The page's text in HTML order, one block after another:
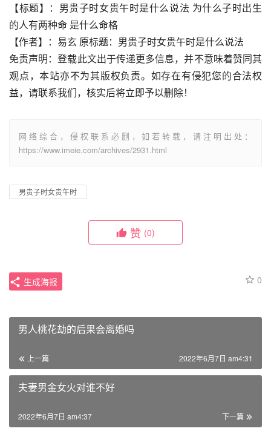
【标题】：男贵子时女贵午时是什么说法 为什么子时出生
的人有两种命 是什么命格
【作者】：易玄 原标题：男贵子时女贵午时是什么说法
免责声明：登载此文出于传递更多信息，并不意味着赞同其
观点，本站亦不为其版权负责。如存在有侵犯您的合法权
益，请联系我们，核实后将立即予以删除！
网络综合，侵权联系必删，如若转载，请注明出处：
https://www.imeie.com/archives/2931.html
男贵子时女贵午时
赞 (0)
0
生成海报
男人桃花劫的后果会离婚吗
上一篇 2022年6月7日 am4:31
夫妻男金女火对谁不好
下一篇
2022年6月7日 am4:37